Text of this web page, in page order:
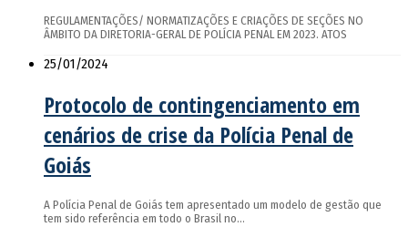
REGULAMENTAÇÕES/ NORMATIZAÇÕES E CRIAÇÕES DE SEÇÕES NO
ÂMBITO DA DIRETORIA-GERAL DE POLÍCIA PENAL EM 2023. ATOS
25/01/2024
Protocolo de contingenciamento em
cenários de crise da Polícia Penal de
Goiás
A Polícia Penal de Goiás tem apresentado um modelo de gestão que
tem sido referência em todo o Brasil no…